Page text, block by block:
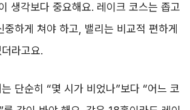
생각보다 중요해요. 레이크 코스는 좁고
중하게 쳐야 하고, 밸리는 비교적 편하게
라고요.
단순히 “몇 시가 비었나”보다 “어느 코